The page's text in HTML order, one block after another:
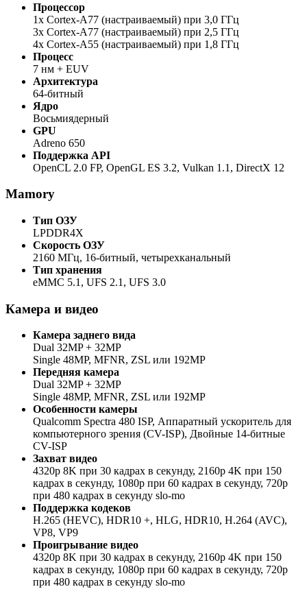
Процессор
1x Cortex-A77 (настраиваемый) при 3,0 ГГц
3x Cortex-A77 (настраиваемый) при 2,5 ГГц
4x Cortex-A55 (настраиваемый) при 1,8 ГГц
Процесс
7 нм + EUV
Архитектура
64-битный
Ядро
Восьмиядерный
GPU
Adreno 650
Поддержка API
OpenCL 2.0 FP, OpenGL ES 3.2, Vulkan 1.1, DirectX 12
Mamory
Тип ОЗУ
LPDDR4X
Скорость ОЗУ
2160 МГц, 16-битный, четырехканальный
Тип хранения
eMMC 5.1, UFS 2.1, UFS 3.0
Камера и видео
Камера заднего вида
Dual 32MP + 32MP
Single 48MP, MFNR, ZSL или 192MP
Передняя камера
Dual 32MP + 32MP
Single 48MP, MFNR, ZSL или 192MP
Особенности камеры
Qualcomm Spectra 480 ISP, Аппаратный ускоритель для
компьютерного зрения (CV-ISP), Двойные 14-битные
CV-ISP
Захват видео
4320p 8K при 30 кадрах в секунду, 2160p 4K при 150
кадрах в секунду, 1080p при 60 кадрах в секунду, 720p
при 480 кадрах в секунду slo-mo
Поддержка кодеков
H.265 (HEVC), HDR10 +, HLG, HDR10, H.264 (AVC),
VP8, VP9
Проигрывание видео
4320p 8K при 30 кадрах в секунду, 2160p 4K при 150
кадрах в секунду, 1080p при 60 кадрах в секунду, 720p
при 480 кадрах в секунду slo-mo